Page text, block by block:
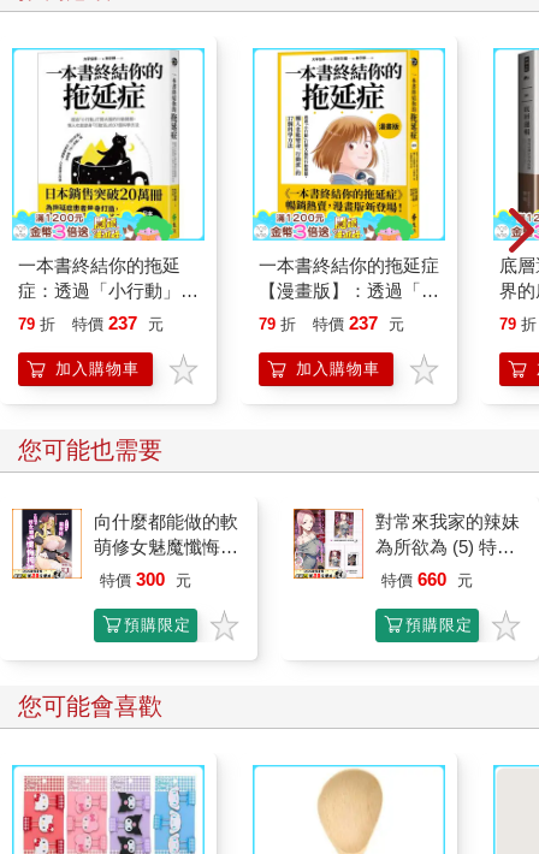
一本書終結你的拖延
症：透過「小行動」打
開大腦的行動開關，懶
的37個科學方法
79 折 特價 237 元
加入購物車
一本書終結你的拖延症
【漫畫版】：透過「小
行動」打開大腦的行動
「行動派」的37個科
學方法
79 折 特價 237 元
加入購物車
底
界
79 折
您可能也需要
向什麼都能做的軟
萌修女魅魔懺悔榨
精
特價 300 元
預購限定
對常來我家的辣妹
為所欲為 (5) 特裝
版
特價 660 元
預購限定
您可能會喜歡